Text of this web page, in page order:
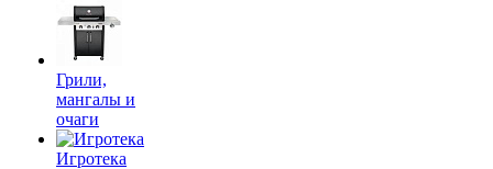
Грили,
мангалы и
очаги
Игротека